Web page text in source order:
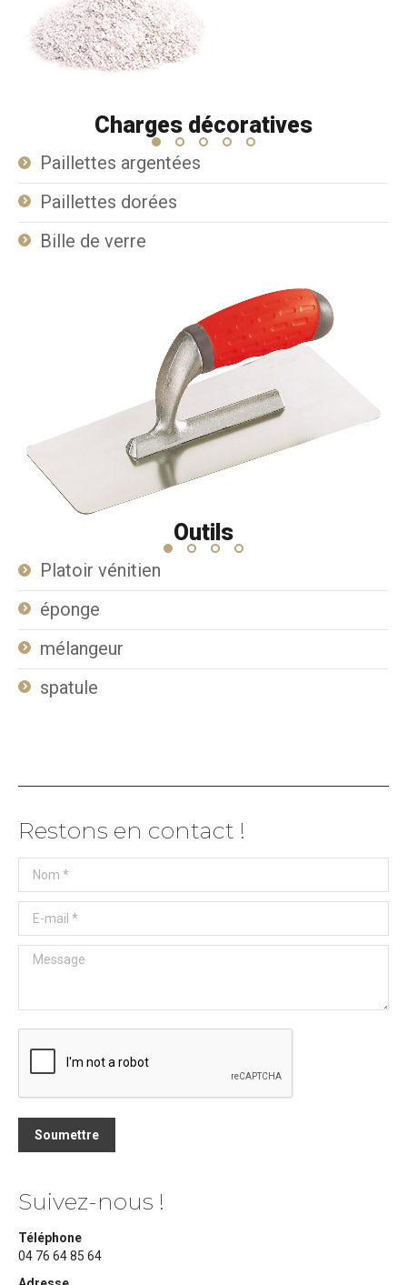
Charges décoratives
Paillettes argentées
Paillettes dorées
Bille de verre
Outils
Platoir vénitien
éponge
mélangeur
spatule
Restons en contact !
Nom *
E-mail *
Message
Soumettre
Suivez-nous !
Téléphone
04 76 64 85 64